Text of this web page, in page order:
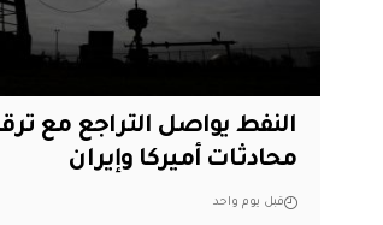
النفط يواصل التراجع مع
محادثات أميركا وإيران
قبل يوم واحد